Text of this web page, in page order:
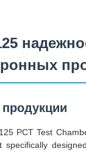
PCT Test
specifically